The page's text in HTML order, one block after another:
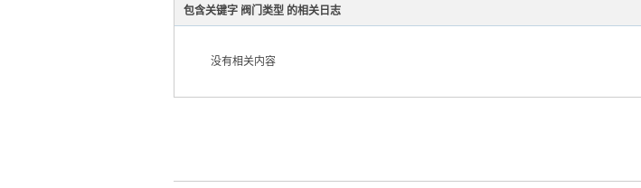
包含关键字 阀门类型 的相关日志
没有相关内容